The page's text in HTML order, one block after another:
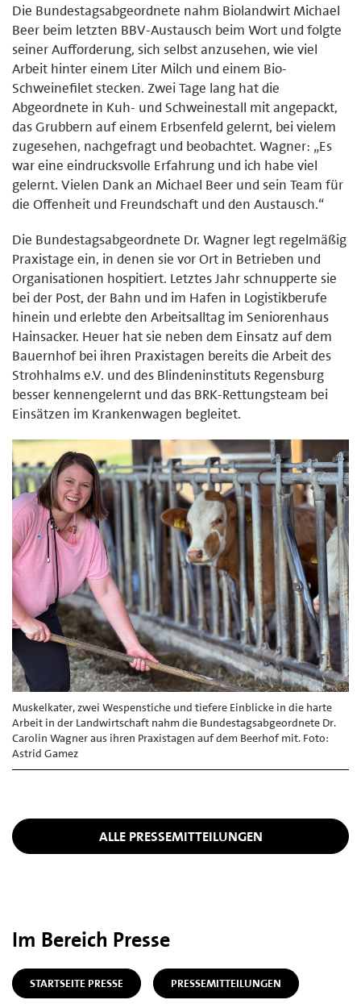
Die Bundestagsabgeordnete nahm Biolandwirt Michael
Beer beim letzten BBV-Austausch beim Wort und folgte
seiner Aufforderung, sich selbst anzusehen, wie viel
Arbeit hinter einem Liter Milch und einem Bio-
Schweinefilet stecken. Zwei Tage lang hat die
Abgeordnete in Kuh- und Schweinestall mit angepackt,
das Grubbern auf einem Erbsenfeld gelernt, bei vielem
zugesehen, nachgefragt und beobachtet. Wagner: „Es
war eine eindrucksvolle Erfahrung und ich habe viel
gelernt. Vielen Dank an Michael Beer und sein Team für
die Offenheit und Freundschaft und den Austausch.“
Die Bundestagsabgeordnete Dr. Wagner legt regelmäßig
Praxistage ein, in denen sie vor Ort in Betrieben und
Organisationen hospitiert. Letztes Jahr schnupperte sie
bei der Post, der Bahn und im Hafen in Logistikberufe
hinein und erlebte den Arbeitsalltag im Seniorenhaus
Hainsacker. Heuer hat sie neben dem Einsatz auf dem
Bauernhof bei ihren Praxistagen bereits die Arbeit des
Strohhalms e.V. und des Blindeninstituts Regensburg
besser kennengelernt und das BRK-Rettungsteam bei
Einsätzen im Krankenwagen begleitet.
Muskelkater, zwei Wespenstiche und tiefere Einblicke in die harte
Arbeit in der Landwirtschaft nahm die Bundestagsabgeordnete Dr.
Carolin Wagner aus ihren Praxistagen auf dem Beerhof mit. Foto:
Astrid Gamez
ALLE PRESSEMITTEILUNGEN
Im Bereich Presse
STARTSEITE PRESSE PRESSEMITTEILUNGEN